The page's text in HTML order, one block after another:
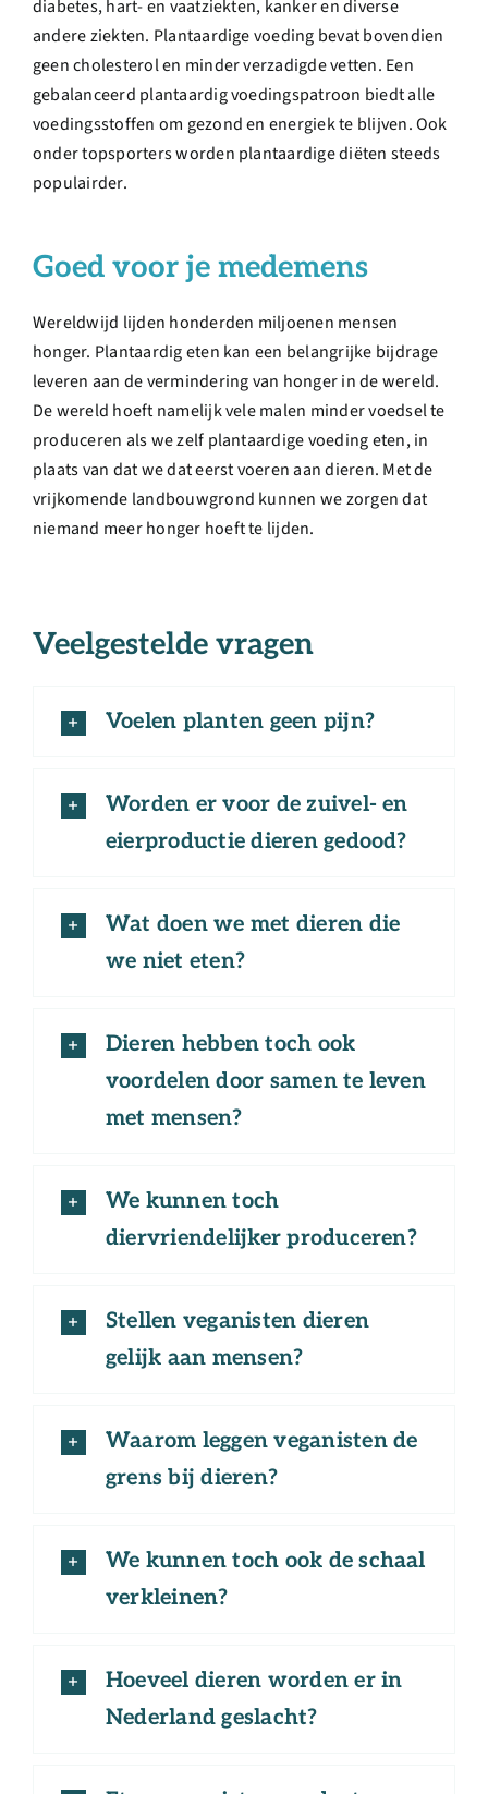
diabetes, hart- en vaatziekten, kanker en diverse
andere ziekten. Plantaardige voeding bevat bovendien
geen cholesterol en minder verzadigde vetten. Een
gebalanceerd plantaardig voedingspatroon biedt alle
voedingsstoffen om gezond en energiek te blijven. Ook
onder topsporters worden plantaardige diëten steeds
populairder.
Goed voor je medemens
Wereldwijd lijden honderden miljoenen mensen
honger. Plantaardig eten kan een belangrijke bijdrage
leveren aan de vermindering van honger in de wereld.
De wereld hoeft namelijk vele malen minder voedsel te
produceren als we zelf plantaardige voeding eten, in
plaats van dat we dat eerst voeren aan dieren. Met de
vrijkomende landbouwgrond kunnen we zorgen dat
niemand meer honger hoeft te lijden.
Veelgestelde vragen
Voelen planten geen pijn?
Worden er voor de zuivel- en
eierproductie dieren gedood?
Wat doen we met dieren die
we niet eten?
Dieren hebben toch ook
voordelen door samen te leven
met mensen?
We kunnen toch
diervriendelijker produceren?
Stellen veganisten dieren
gelijk aan mensen?
Waarom leggen veganisten de
grens bij dieren?
We kunnen toch ook de schaal
verkleinen?
Hoeveel dieren worden er in
Nederland geslacht?